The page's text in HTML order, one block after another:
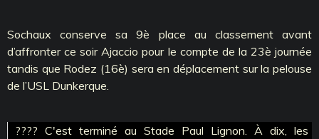
Sochaux conserve sa 9è place au classement avant
d’affronter ce soir Ajaccio pour le compte de la 23è journée
tandis que Rodez (16è) sera en déplacement sur la pelouse
de l’USL Dunkerque.
???? C'est terminé au Stade Paul Lignon. À dix, les